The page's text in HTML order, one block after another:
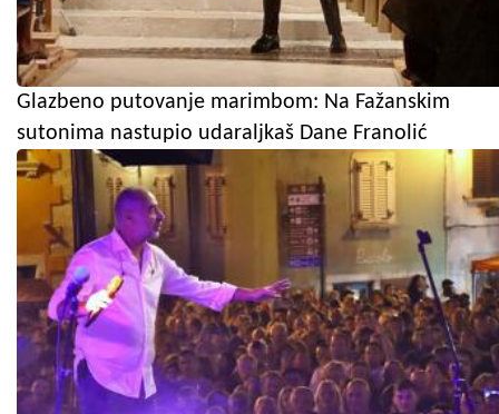
Glazbeno putovanje marimbom: Na Fažanskim
sutonima nastupio udaraljkaš Dane Franolić